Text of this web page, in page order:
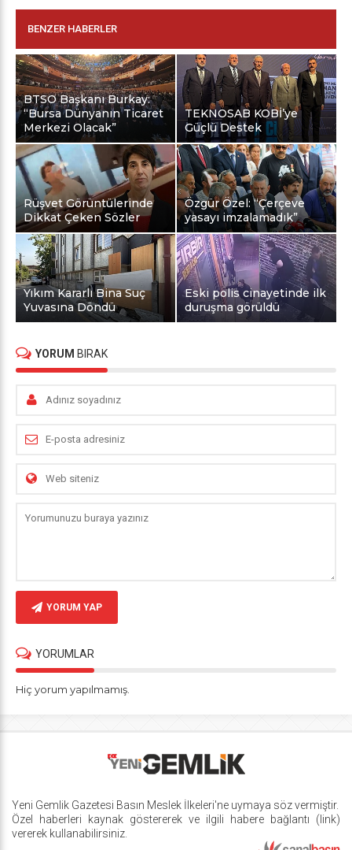
BENZER HABERLER
BTSO Başkanı Burkay:
“Bursa Dünyanın Ticaret
Merkezi Olacak”
TEKNOSAB KOBİ’ye
Güçlü Destek
Rüşvet Görüntülerinde
Dikkat Çeken Sözler
Özgür Özel: “Çerçeve
yasayı imzalamadık”
Yıkım Kararlı Bina Suç
Yuvasına Döndü
Eski polis cinayetinde ilk
duruşma görüldü
YORUM BIRAK
YORUM YAP
YORUMLAR
Hiç yorum yapılmamış.
Yeni Gemlik Gazetesi Basın Meslek İlkeleri'ne uymaya söz vermiştir.
Özel haberleri kaynak göstererek ve ilgili habere bağlantı (link)
vererek kullanabilirsiniz.